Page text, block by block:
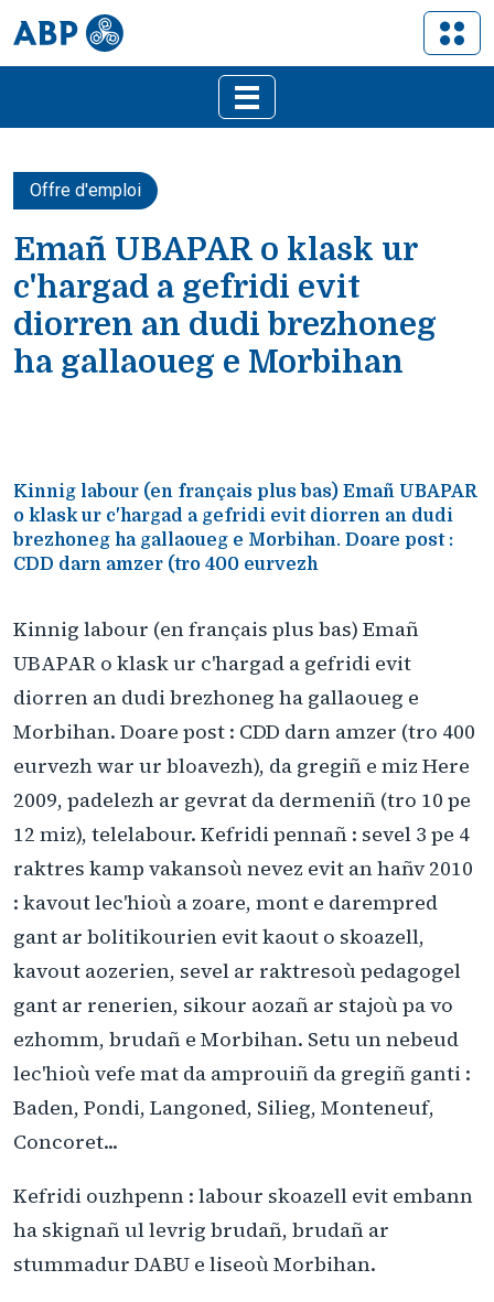
Offre d'emploi
Emañ UBAPAR o klask ur
c'hargad a gefridi evit
diorren an dudi brezhoneg
ha gallaoueg e Morbihan
Kinnig labour (en français plus bas) Emañ UBAPAR
o klask ur c'hargad a gefridi evit diorren an dudi
brezhoneg ha gallaoueg e Morbihan. Doare post :
CDD darn amzer (tro 400 eurvezh
Kinnig labour (en français plus bas) Emañ
UBAPAR o klask ur c'hargad a gefridi evit
diorren an dudi brezhoneg ha gallaoueg e
Morbihan. Doare post : CDD darn amzer (tro 400
eurvezh war ur bloavezh), da gregiñ e miz Here
2009, padelezh ar gevrat da dermeniñ (tro 10 pe
12 miz), telelabour. Kefridi pennañ : sevel 3 pe 4
raktres kamp vakansoù nevez evit an hañv 2010
: kavout lec'hioù a zoare, mont e darempred
gant ar bolitikourien evit kaout o skoazell,
kavout aozerien, sevel ar raktresoù pedagogel
gant ar renerien, sikour aozañ ar stajoù pa vo
ezhomm, brudañ e Morbihan. Setu un nebeud
lec'hioù vefe mat da amprouiñ da gregiñ ganti :
Baden, Pondi, Langoned, Silieg, Monteneuf,
Concoret...
Kefridi ouzhpenn : labour skoazell evit embann
ha skignañ ul levrig brudañ, brudañ ar
stummadur DABU e liseoù Morbihan.